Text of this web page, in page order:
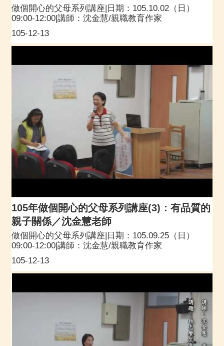
105-12-13
做個開心的父母系列講座|日期：105.10.02（日）
09:00-12:00|講師：沈金慧/親職教育作家
105年做個開心的父母系列講座(3)：有品質的
親子關係／沈金慧老師
105-12-13
做個開心的父母系列講座|日期：105.09.25（日）
09:00-12:00|講師：沈金慧/親職教育作家